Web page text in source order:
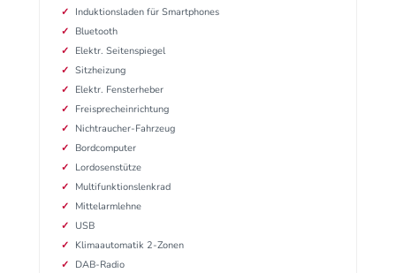
Induktionsladen für Smartphones
Bluetooth
Elektr. Seitenspiegel
Sitzheizung
Elektr. Fensterheber
Freisprecheinrichtung
Nichtraucher-Fahrzeug
Bordcomputer
Lordosenstütze
Multifunktionslenkrad
Mittelarmlehne
USB
Klimaautomatik 2-Zonen
DAB-Radio